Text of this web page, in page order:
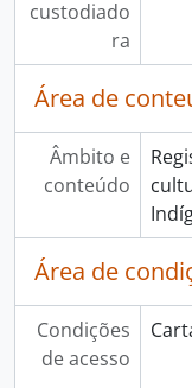
custodiado
ra
Área de
Âmbito e
conteúdo
Área de
Condições
de acesso